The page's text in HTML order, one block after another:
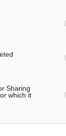
Sharing
which it
Τρίτη για τη Γ’
ΕΠΣΔ,
τους στη
Τρίτη 11